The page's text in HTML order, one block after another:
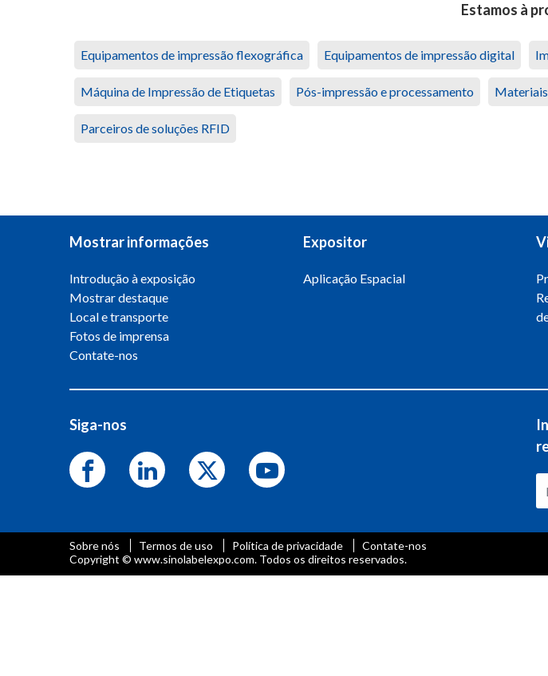
Estamos à
Equipamentos de impressão flexográfica Equipamentos de impressão digital
Máquina de Impressão de Etiquetas Pós-impressão e processamento
Parceiros de soluções RFID
Mostrar informações
Introdução à exposição
Mostrar destaque
Local e transporte
Fotos de imprensa
Contate-nos
Expositor
Aplicação Espacial
Siga-nos
Sobre nós Termos de uso Política de privacidade
Contate-nos
Copyright © www.sinolabelexpo.com. Todos os direitos reservados.